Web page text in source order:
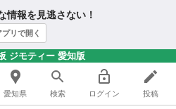
情報を見逃さない！
プリで開く
ジモティー 愛知版
愛知県 検索 ログイン 投稿